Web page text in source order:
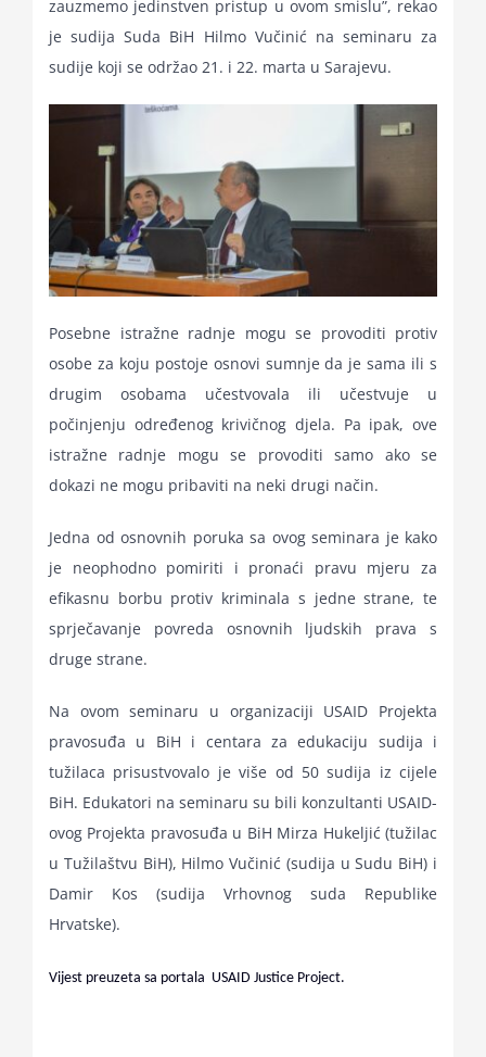
zauzmemo jedinstven pristup u ovom smislu”, rekao
je sudija Suda BiH Hilmo Vučinić na seminaru za
sudije koji se održao 21. i 22. marta u Sarajevu.
Posebne istražne radnje mogu se provoditi protiv
osobe za koju postoje osnovi sumnje da je sama ili s
drugim osobama učestvovala ili učestvuje u
počinjenju određenog krivičnog djela. Pa ipak, ove
istražne radnje mogu se provoditi samo ako se
dokazi ne mogu pribaviti na neki drugi način.
Jedna od osnovnih poruka sa ovog seminara je kako
je neophodno pomiriti i pronaći pravu mjeru za
efikasnu borbu protiv kriminala s jedne strane, te
sprječavanje povreda osnovnih ljudskih prava s
druge strane.
Na ovom seminaru u organizaciji USAID Projekta
pravosuđa u BiH i centara za edukaciju sudija i
tužilaca prisustvovalo je više od 50 sudija iz cijele
BiH. Edukatori na seminaru su bili konzultanti USAID-
ovog Projekta pravosuđa u BiH Mirza Hukeljić (tužilac
u Tužilaštvu BiH), Hilmo Vučinić (sudija u Sudu BiH) i
Damir Kos (sudija Vrhovnog suda Republike
Hrvatske).
Vijest preuzeta sa portala USAID Justice Project.